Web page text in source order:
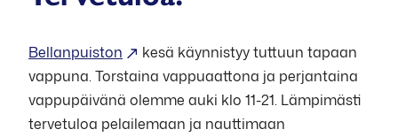
Bellanpuiston
kesä käynnistyy tuttuun tapaan
vappuna. Torstaina vappuaattona ja perjantaina
vappupäivänä olemme auki klo 11-21. Lämpimästi
tervetuloa pelailemaan ja nauttimaan